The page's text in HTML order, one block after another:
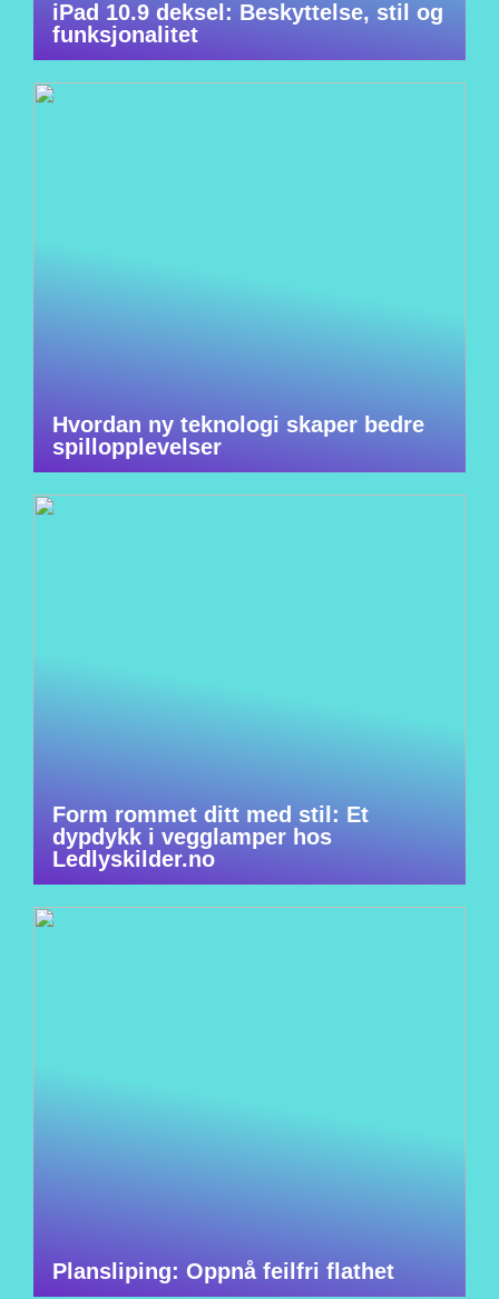
iPad 10.9 deksel: Beskyttelse, stil og
funksjonalitet
Hvordan ny teknologi skaper bedre
spillopplevelser
Form rommet ditt med stil: Et
dypdykk i vegglamper hos
Ledlyskilder.no
Plansliping: Oppnå feilfri flathet